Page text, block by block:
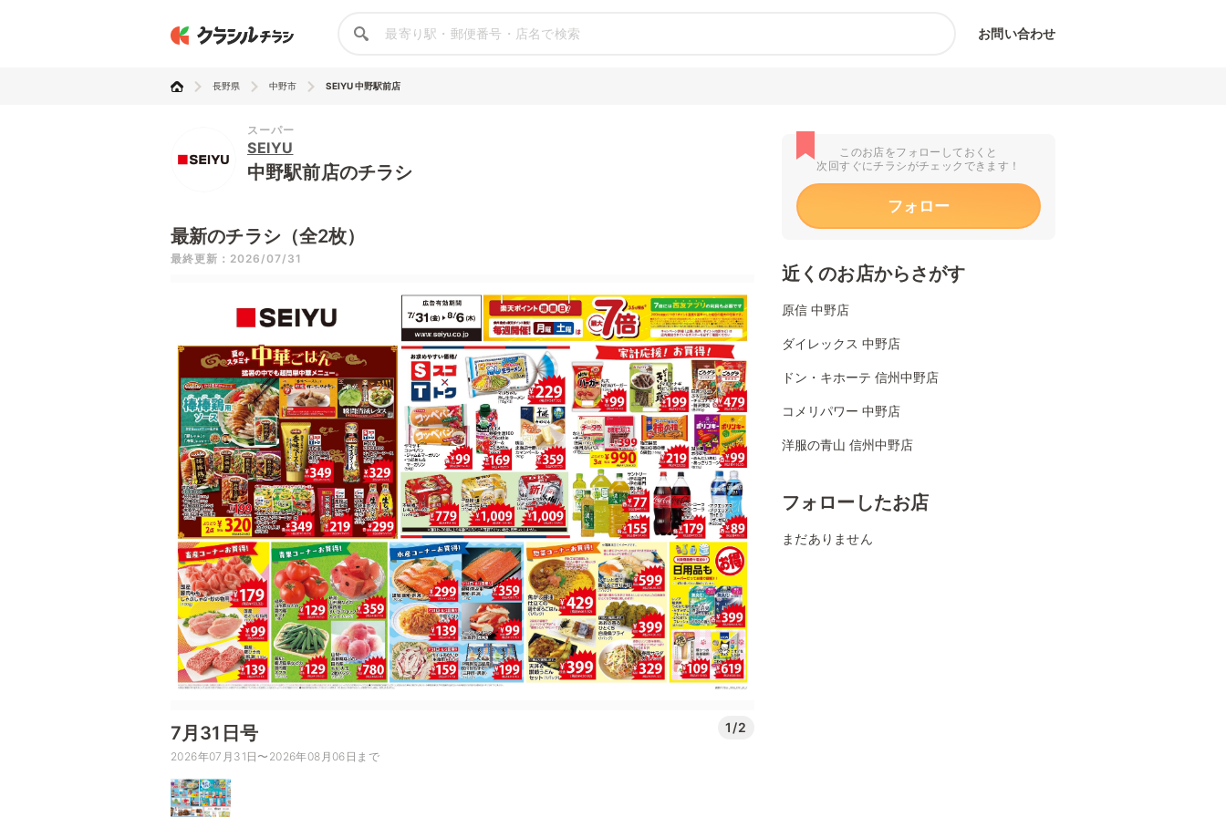
お問い合わせ
長野県 中野市 SEIYU 中野駅前店
スーパー
SEIYU
中野駅前店のチラシ
最新のチラシ（全2枚）
最終更新：2026/07/31
7月31日号 1/2
2026年07月31日〜2026年08月06日まで
このお店をフォローしておくと
次回すぐにチラシがチェックできます！
フォロー
近くのお店からさがす
原信 中野店
ダイレックス 中野店
ドン・キホーテ 信州中野店
コメリパワー 中野店
洋服の青山 信州中野店
フォローしたお店
まだありません